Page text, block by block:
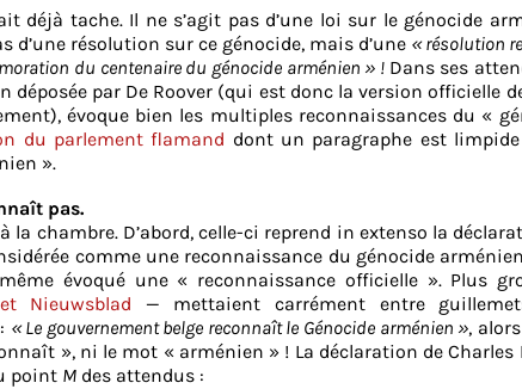
déjà tache. Il ne s’agit pas d’une loi sur le génocide
d’une résolution sur ce génocide, mais d’une « résolution
du centenaire du génocide arménien » ! Dans ses
déposée par De Roover (qui est donc la version officielle
évoque bien les multiples reconnaissances du «
du parlement flamand dont un paragraphe est
».
pas.
chambre. D’abord, celle-ci reprend in extenso la
comme une reconnaissance du génocide
évoqué une « reconnaissance officielle ». Plus
Nieuwsblad — mettaient carrément entre
« Le gouvernement belge reconnaît le Génocide arménien »,
», ni le mot « arménien » ! La déclaration de Charles
point Mdes attendus :